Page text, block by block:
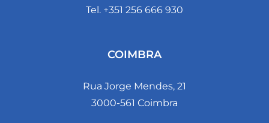
Tel. +351 256 666 930
COIMBRA
Rua Jorge Mendes, 21
3000-561 Coimbra